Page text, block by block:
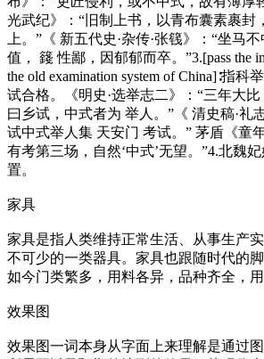
光武纪》：“旧制上书，以青布囊素裹封
上。”《 新五代史·杂传·张篯》：“坐马
值， 籛 性鄙，因郁郁而卒。”3.[pass the
the old examination system of China]∶指
试合格。《明史·选举志二》：“三年大比
曰乡试，中式者为 举人。”《 清史稿·礼
试中式举人集 天安门 考试。” 茅盾《童
有考第三场，自然‘中式’无望。”4.北魏
置。
家具
家具是指人类维持正常生活、从事生产
不可少的一类器具。家具也跟随时代的
如今门类繁多，用料各异，品种齐全，用
效果图
效果图一词本身从字面上来理解是通过